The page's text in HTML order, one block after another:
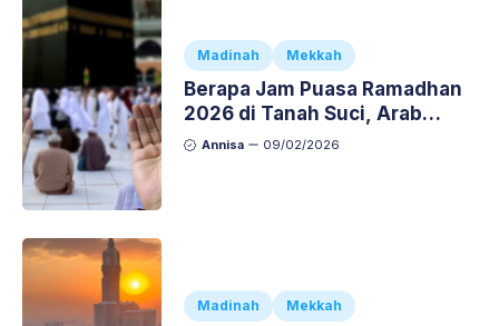
Madinah Mekkah
Berapa Jam Puasa Ramadhan
2026 di Tanah Suci, Arab
Saudi?
Annisa 09/02/2026
Madinah Mekkah